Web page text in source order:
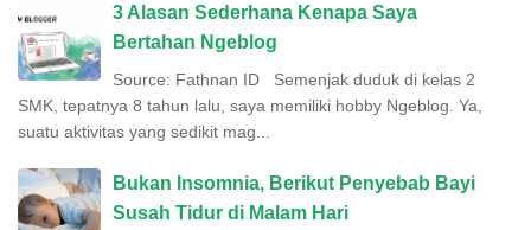
3 Alasan Sederhana Kenapa Saya
Bertahan Ngeblog
Source: Fathnan ID Semenjak duduk di kelas 2
SMK, tepatnya 8 tahun lalu, saya memiliki hobby Ngeblog. Ya,
suatu aktivitas yang sedikit mag...
Bukan Insomnia, Berikut Penyebab Bayi
Susah Tidur di Malam Hari